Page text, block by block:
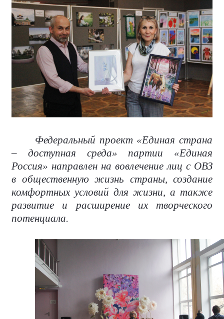
Федеральный проект «Единая страна
– доступная среда» партии «Единая
Россия» направлен на вовлечение лиц с ОВЗ
в общественную жизнь страны, создание
комфортных условий для жизни, а также
развитие и расширение их творческого
потенциала.